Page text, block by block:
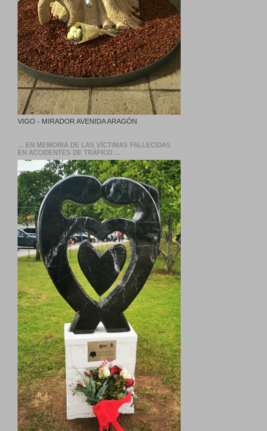
VIGO - MIRADOR AVENIDA ARAGÓN
... EN MEMORIA DE LAS VÍCTIMAS FALLECIDAS
EN ACCIDENTES DE TRÁFICO ...